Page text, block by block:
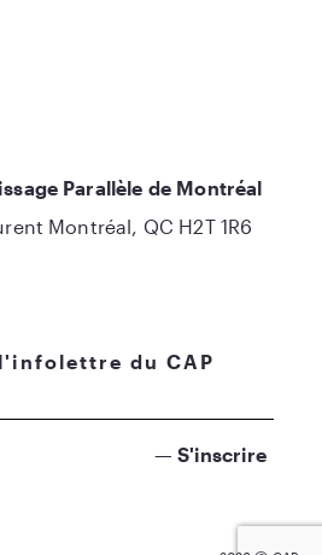
du CAP
Parallèle de Montréal
Montréal, QC H2T 1R6